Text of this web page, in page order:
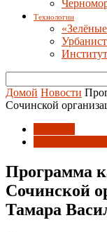
Технологии
Домой Новости
Сочинской
Программа
Сочинской
Тамара